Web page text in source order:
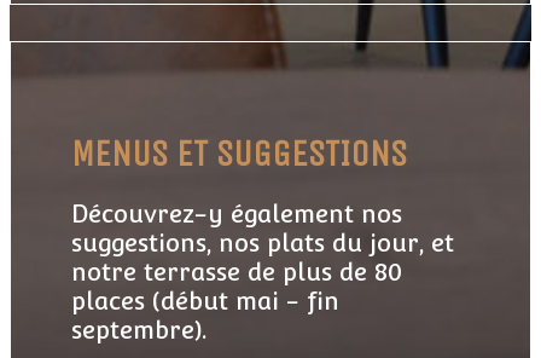
MENUS ET SUGGESTIONS
Découvrez-y également nos
suggestions, nos plats du jour, et
notre terrasse de plus de 80
places (début mai - fin
septembre).